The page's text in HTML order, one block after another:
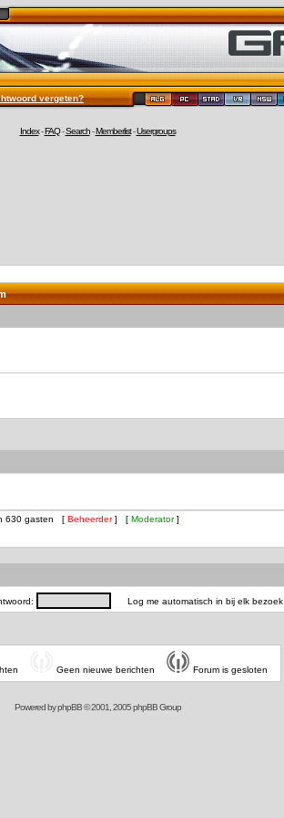
vergeten?
Index-FAQ-Search-Memberlist-Usergroups
630 gasten [ Beheerder] [ Moderator]
Log me automatisch in bij elk bezoek
Geen nieuwe berichten Forum is gesloten
Powered byphpBB© 2001, 2005 phpBB Group